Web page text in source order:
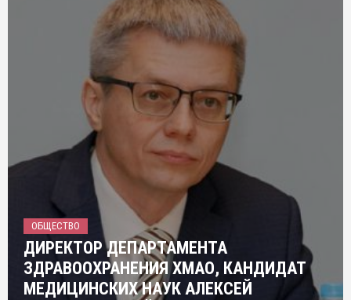
ОБЩЕСТВО
ДИРЕКТОР ДЕПАРТАМЕНТА
ЗДРАВООХРАНЕНИЯ ХМАО, КАНДИДАТ
МЕДИЦИНСКИХ НАУК АЛЕКСЕЙ